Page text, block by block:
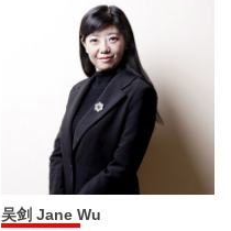
吴剑 Jane Wu